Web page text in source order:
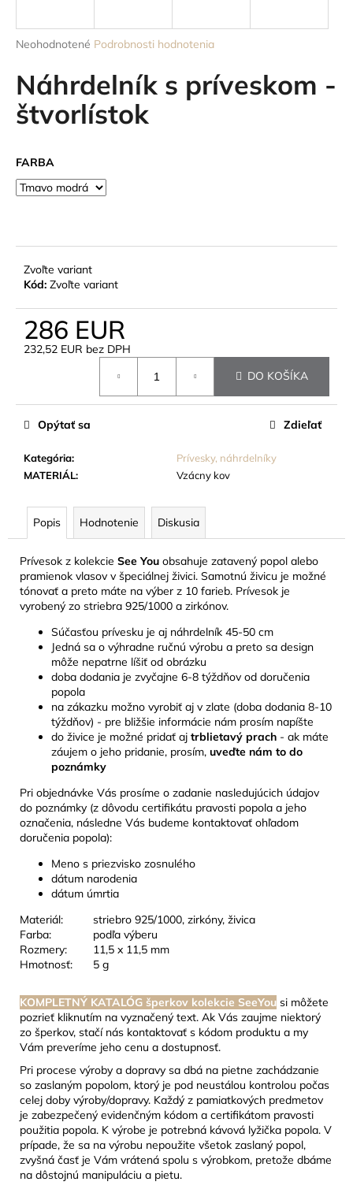
Priemerné
produktu
je
0,0
z
Neohodnotené Podrobnosti hodnotenia
Náhrdelník s príveskom -
štvorlístok
FARBA
Zvoľte variant
Kód: Zvoľte variant
286 EUR
232,52 EUR bez DPH
DO KOŠÍKA
Kategória:
Prívesky, náhrdelníky
MATERIÁL: Vzácny kov
Opýtať sa Zdieľať
Popis Hodnotenie Diskusia
Prívesok z kolekcie See You obsahuje zatavený popol alebo
pramienok vlasov v špeciálnej živici. Samotnú živicu je možné
tónovať a preto máte na výber z 10 farieb. Prívesok je
vyrobený zo striebra 925/1000 a zirkónov.
Súčasťou prívesku je aj náhrdelník 45-50 cm
Jedná sa o výhradne ručnú výrobu a preto sa design
môže nepatrne líšiť od obrázku
doba dodania je zvyčajne 6-8 týždňov od doručenia
popola
na zákazku možno vyrobiť aj v zlate (doba dodania 8-10
týždňov) - pre bližšie informácie nám prosím napíšte
do živice je možné pridať aj trblietavý prach - ak máte
záujem o jeho pridanie, prosím, uveďte nám to do
poznámky
Pri objednávke Vás prosíme o zadanie nasledujúcich údajov
do poznámky (z dôvodu certifikátu pravosti popola a jeho
označenia, následne Vás budeme kontaktovať ohľadom
doručenia popola):
Meno s priezvisko zosnulého
dátum narodenia
dátum úmrtia
Materiál:
striebro 925/1000, zirkóny, živica
Farba:
podľa výberu
Rozmery:
11,5 x 11,5 mm
Hmotnosť:
5 g
KOMPLETNÝ KATALÓG šperkov kolekcie SeeYou si môžete
pozrieť kliknutím na vyznačený text. Ak Vás zaujme niektorý
zo šperkov, stačí nás kontaktovať s kódom produktu a my
Vám preveríme jeho cenu a dostupnosť.
Pri procese výroby a dopravy sa dbá na pietne zachádzanie
so zaslaným popolom, ktorý je pod neustálou kontrolou počas
celej doby výroby/dopravy. Každý z pamiatkových predmetov
je zabezpečený evidenčným kódom a certifikátom pravosti
použitia popola. K výrobe je potrebná kávová lyžička popola. V
prípade, že sa na výrobu nepoužite všetok zaslaný popol,
zvyšná časť je Vám vrátená spolu s výrobkom, pretože dbáme
na dôstojnú manipuláciu a pietu.
j
ť
?
HĽADAŤ
O
d
p
o
e
NÁRAMOK
KOŽE
NEHRDZAVEJÚCEJ
OCELE,
ČIERNY
25,20
EUR